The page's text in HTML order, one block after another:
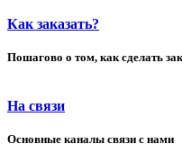
Как заказать?
Пошагово о том, как сделать
На связи
Основные каналы связи с нами